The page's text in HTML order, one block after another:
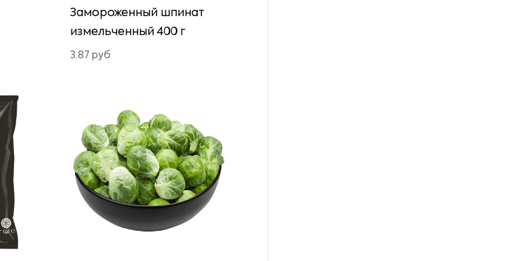
Замороженный шпинат
измельченный 400 г
3.87 руб